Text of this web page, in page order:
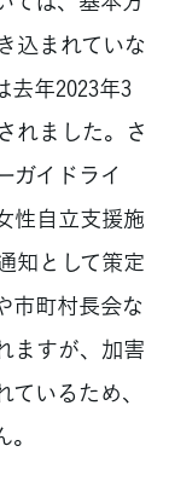
込まれていな
去年2023年3
れました。さ
ガイドライ
性自立支援施
知として策定
市町村長会な
ますが、加害
いるため、